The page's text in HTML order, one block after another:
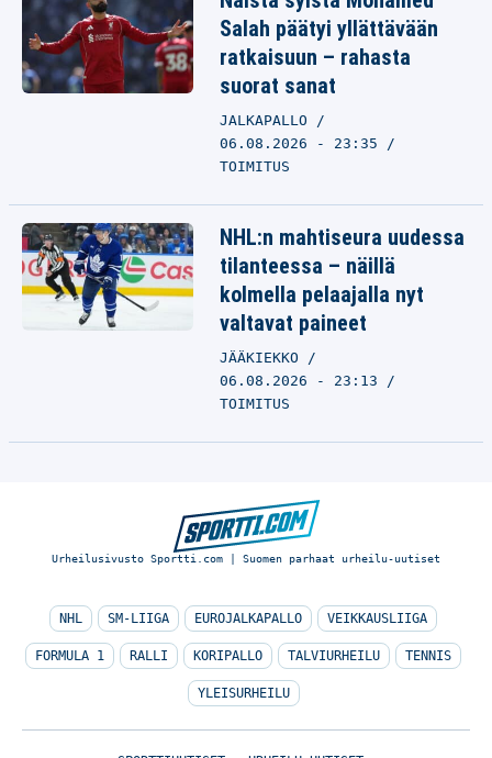
Salah päätyi yllättävään
ratkaisuun – rahasta
suorat sanat
JALKAPALLO
06.08.2026 - 23:35
TOIMITUS
NHL:n mahtiseura uudessa
tilanteessa – näillä
kolmella pelaajalla nyt
valtavat paineet
JÄÄKIEKKO
06.08.2026 - 23:13
TOIMITUS
Urheilusivusto Sportti.com | Suomen parhaat urheilu-uutiset
NHL SM-LIIGA EUROJALKAPALLO VEIKKAUSLIIGA
FORMULA 1 RALLI KORIPALLO TALVIURHEILU TENNIS
YLEISURHEILU